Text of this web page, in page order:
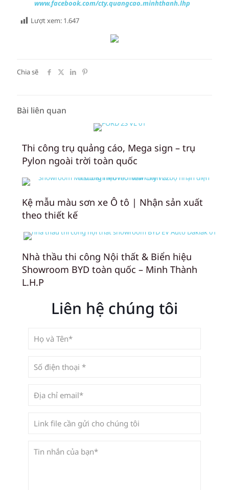
www.facebook.com/cty.quangcao.minhthanh.lhp
Lượt xem: 1.647
Chia sẽ
Bài liên quan
Thi công trụ quảng cáo, Mega sign – trụ
Pylon ngoài trời toàn quốc
Kệ mẫu màu sơn xe Ô tô | Nhận sản xuất
theo thiết kế
Nhà thầu thi công Nội thất & Biển hiệu
Showroom BYD toàn quốc – Minh Thành
L.H.P
Liên hệ chúng tôi